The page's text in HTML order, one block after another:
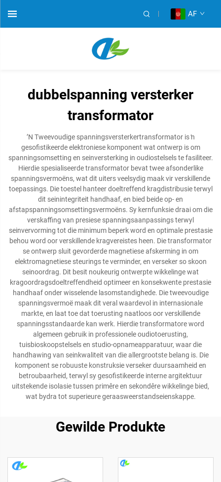
AF
dubbelspanning versterker
transformator
ʼN Tweevoudige spanningsversterkertransformator is ŉ
gesofistikeerde elektroniese komponent wat ontwerp is om
spanningsomsetting en seinversterking in oudiostelsels te fasiliteer.
Hierdie spesialiseerde transformator bevat twee afsonderlike
spanningsvermoëns, wat dit uiters veelsydig maak vir verskillende
toepassings. Die toestel hanteer doeltreffend kragdistribusie terwyl
dit seinintegriteit handhaaf, en bied beide op- en
afstapspanningsomsettingsvermoëns. Sy kernfunksie draai om die
verskaffing van presiese spanningsaanpassings terwyl
seinvervorming tot die minimum beperk word en optimale prestasie
behou word oor verskillende kragvereistes heen. Die transformator
se ontwerp sluit gevorderde magnetiese afskerming in om
elektromagnetiese steurings te verminder, en verseker so skoon
seinoordrag. Dit besit noukeurig ontwerpte wikkelinge wat
kragoordragsdoeltreffendheid optimeer en konsekwente prestasie
handhaaf onder wisselende lasomstandighede. Die tweevoudige
spanningsvermoë maak dit veral waardevol in internasionale
markte, en laat toe dat toerusting naatloos oor verskillende
spanningsstandaarde kan werk. Hierdie transformatore word
algemeen gebruik in professionele oudiotoerusting,
tuisbioskoopstelsels en studio-opnameapparatuur, waar die
handhawing van seinkwaliteit van die allergrootste belang is. Die
komponent se robuuste konstruksie verseker duursaamheid en
betroubaarheid, terwyl sy gesofistikeerde interne argitektuur
uitstekende isolasie tussen primêre en sekondêre wikkelinge bied,
wat bydra tot superieure geraasweerstandseienskappe.
Gewilde Produkte